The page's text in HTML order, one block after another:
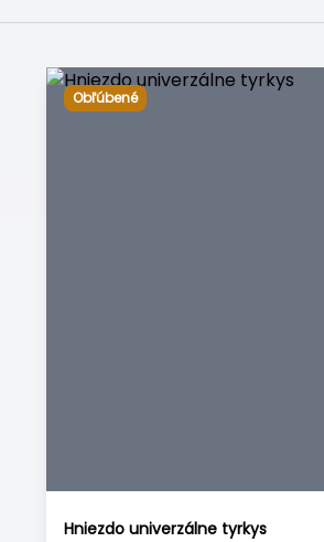
Obľúbené
Hniezdo univerzálne tyrkys